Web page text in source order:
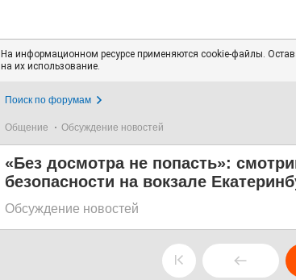
На информационном ресурсе применяются cookie-файлы.
на их использование.
Поиск по форумам
Общение Обсуждение новостей
«Без досмотра не попасть»:
безопасности на вокзале
Обсуждение новостей